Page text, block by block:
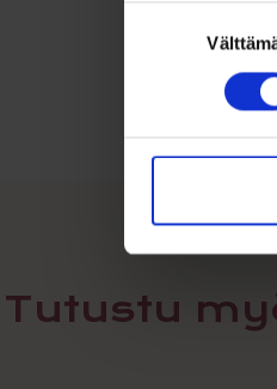
Tutustu